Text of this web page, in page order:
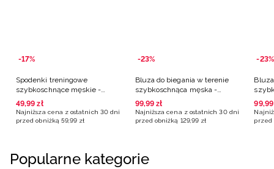
-17%
Spodenki treningowe
szybkoschnące męskie -
pomarańczowe
49,99 zł
Najniższa cena z ostatnich 30 dni
przed obniżką 59,99 zł
-23%
Bluza do biegania w terenie
szybkoschnąca męska -
granatowa
99,99 zł
Najniższa cena z ostatnich 30 dni
przed obniżką 129,99 zł
-23%
99,99
przed
Popularne kategorie